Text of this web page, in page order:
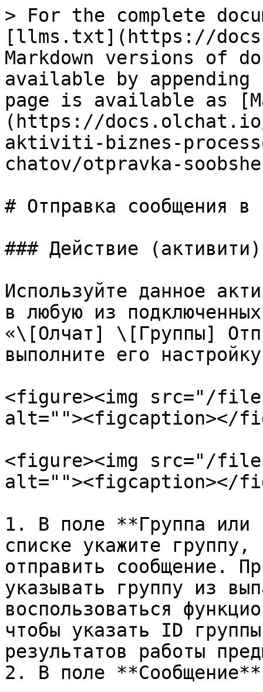
> For the complete
[llms.txt](https://
Markdown versions of
available by
page is available as
(https://
aktiviti-biznes-
chatov/otpravka-
# Отправка сообщения в
### Действие
Используйте данное
в любую из
«\[Олчат] \[Группы]
выполните его
<figure><img src="/files/
alt=""><figcaption></
<figure><img src="/
alt=""><figcaption></
1. В поле **Группа или
списке укажите группу,
отправить сообщение.
указывать группу из
воспользоваться
чтобы указать ID
результатов работы
2. В поле **Сообщение**